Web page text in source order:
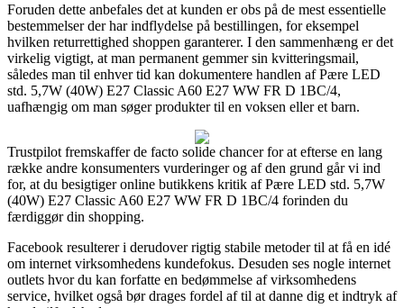
Foruden dette anbefales det at kunden er obs på de mest essentielle
bestemmelser der har indflydelse på bestillingen, for eksempel
hvilken returrettighed shoppen garanterer. I den sammenhæng er det
virkelig vigtigt, at man permanent gemmer sin kvitteringsmail,
således man til enhver tid kan dokumentere handlen af Pære LED
std. 5,7W (40W) E27 Classic A60 E27 WW FR D 1BC/4,
uafhængig om man søger produkter til en voksen eller et barn.
Trustpilot fremskaffer de facto solide chancer for at efterse en lang
række andre konsumenters vurderinger og af den grund går vi ind
for, at du besigtiger online butikkens kritik af Pære LED std. 5,7W
(40W) E27 Classic A60 E27 WW FR D 1BC/4 forinden du
færdiggør din shopping.
Facebook resulterer i derudover rigtig stabile metoder til at få en idé
om internet virksomhedens kundefokus. Desuden ses nogle internet
outlets hvor du kan forfatte en bedømmelse af virksomhedens
service, hvilket også bør drages fordel af til at danne dig et indtryk af